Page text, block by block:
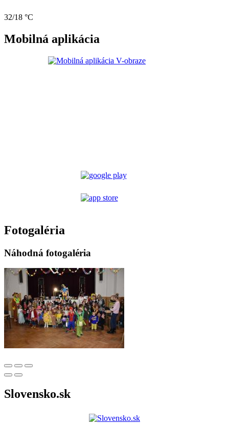
32/18 °C
Mobilná aplikácia
Fotogaléria
Náhodná fotogaléria
Slovensko.sk